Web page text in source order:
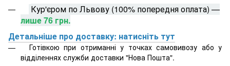
Кур'єром по Львову (100% попередня оплата) —
лише 76 грн.
Детальніше про доставку: натисніть тут
Готівкою при отриманні у точках самовивозу або у
відділеннях служби доставки "Нова Пошта".